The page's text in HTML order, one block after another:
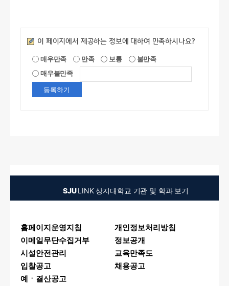
만족도조사
이 페이지에서 제공하는 정보에 대하여 만족하시나요?
매우만족 만족 보통
불만족
매우불만족
SJU LINK 상지대학교 기관 및 학과 보기
홈페이지운영지침
개인정보처리방침
이메일무단수집거부
정보공개
시설안전관리
교육만족도
입찰공고
채용공고
예ㆍ결산공고